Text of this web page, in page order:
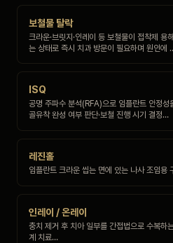
보철물 탈락
크라운·브릿지·인레이 등 보철물이 접착제 용
는 상태로 즉시 치과 방문이 필요하며 원인에
ISQ
공명 주파수 분석(RFA)으로 임플란트 안정
골유착 완성 여부 판단·보철 진행 시기 결정…
레진홀
임플란트 크라운 씹는 면에 있는 나사 조임용
인레이 / 온레이
충치 제거 후 치아 일부를 간접법으로 수복하
계 치료…